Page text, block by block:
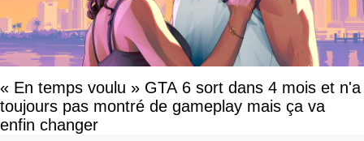
« En temps voulu » GTA 6 sort dans 4 mois et n'a
toujours pas montré de gameplay mais ça va
enfin changer